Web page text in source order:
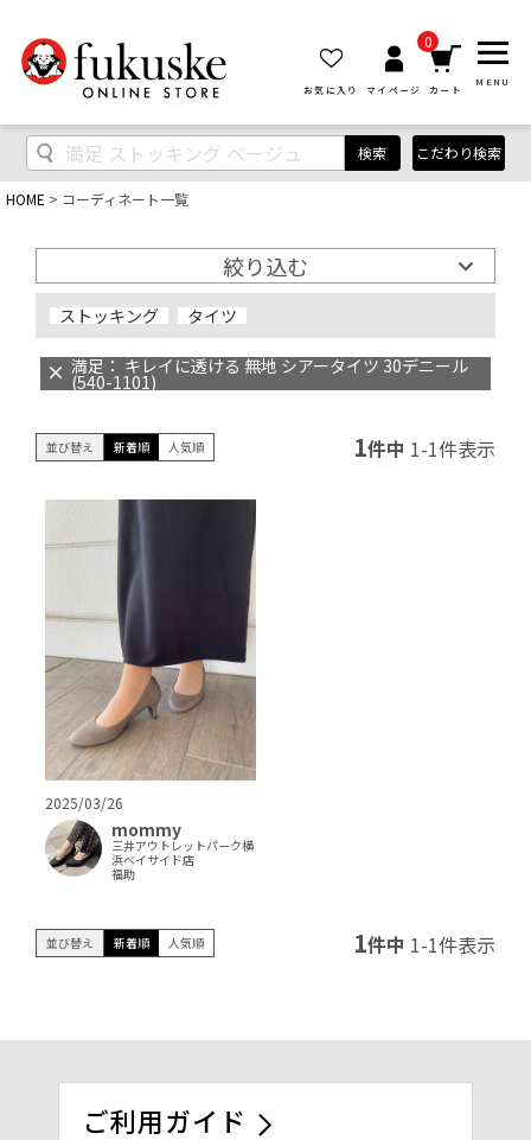
お気に入り マイページ
0
カート
MENU
検索 こだわり検索
HOME コーディネート一覧
絞り込む
ストッキング タイツ
満足： キレイに透ける 無地 シアータイツ 30デニール
(540-1101)
並び替え 新着順 人気順 1件中 1-1件表示
2025/03/26
mommy
三井アウトレットパーク横
浜ベイサイド店
福助
並び替え 新着順 人気順 1件中 1-1件表示
ご利用ガイド